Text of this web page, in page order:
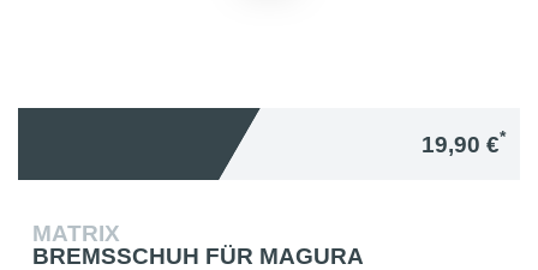
19,90 €*
MATRIX
BREMSSCHUH FÜR MAGURA